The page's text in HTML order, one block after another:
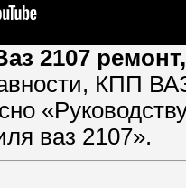
2107
КПП
ваз 2107».